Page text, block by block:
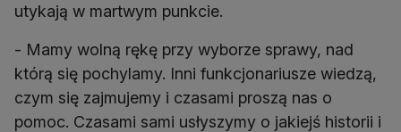
utykają w martwym punkcie.
- Mamy wolną rękę przy wyborze sprawy, nad
którą się pochylamy. Inni funkcjonariusze wiedzą,
czym się zajmujemy i czasami proszą nas o
pomoc. Czasami sami usłyszymy o jakiejś historii i